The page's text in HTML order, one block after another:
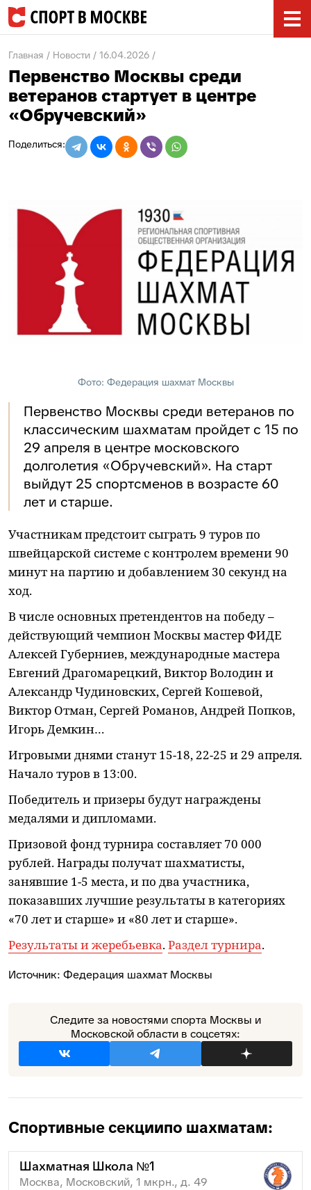
Главная Новости 16.04.2026
Первенство Москвы среди
ветеранов стартует в центре
«Обручевский»
Фото: Федерация шахмат Москвы
Первенство Москвы среди ветеранов по
классическим шахматам пройдет с 15 по
29 апреля в центре московского
долголетия «Обручевский». На старт
выйдут 25 спортсменов в возрасте 60
лет и старше.
Участникам предстоит сыграть 9 туров по
швейцарской системе с контролем времени 90
минут на партию и добавлением 30 секунд на
ход.
В числе основных претендентов на победу –
действующий чемпион Москвы мастер ФИДЕ
Алексей Губерниев, международные мастера
Евгений Драгомарецкий, Виктор Володин и
Александр Чудиновских, Сергей Кошевой,
Виктор Отман, Сергей Романов, Андрей Попков,
Игорь Демкин…
Игровыми днями станут 15-18, 22-25 и 29 апреля.
Начало туров в 13:00.
Победитель и призеры будут награждены
медалями и дипломами.
Призовой фонд турнира составляет 70 000
рублей. Награды получат шахматисты,
занявшие 1-5 места, и по два участника,
показавших лучшие результаты в категориях
«70 лет и старше» и «80 лет и старше».
Результаты и жеребьевка. Раздел турнира.
Источник: Федерация шахмат Москвы
Следите за новостями спорта Москвы и
Московской области в соцсетях:
Спортивные секциипо шахматам:
Шахматная Школа №1
Москва, Московский, 1 мкрн., д. 49